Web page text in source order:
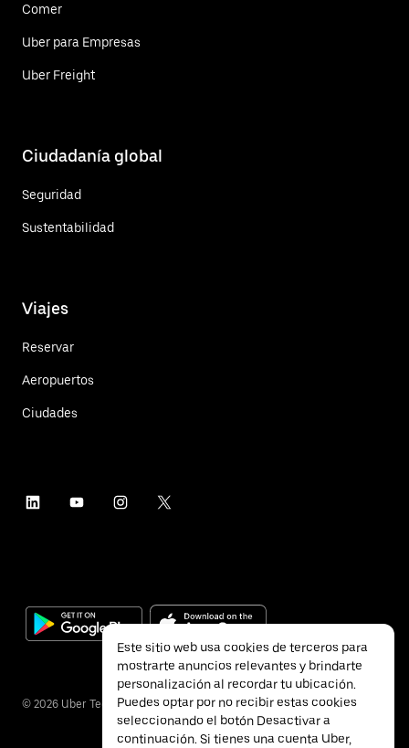
Comer
Uber para Empresas
Uber Freight
Ciudadanía global
Seguridad
Sustentabilidad
Viajes
Reservar
Aeropuertos
Ciudades
© 2026 Uber Technologies Inc.
Este sitio web usa cookies de terceros para
mostrarte anuncios relevantes y brindarte
personalización al recordar tu ubicación.
Puedes optar por no recibir estas cookies
seleccionando el botón Desactivar a
continuación. Si tienes una cuenta Uber,